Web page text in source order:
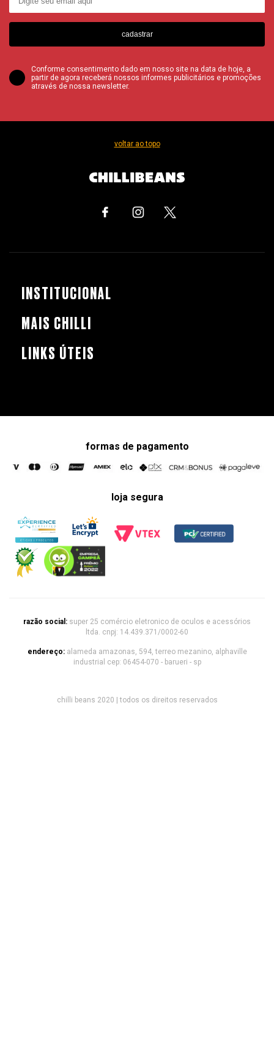
cadastrar
Conforme consentimento dado em nosso site na data de hoje, a
partir de agora receberá nossos informes publicitários e promoções
através de nossa newsletter.
voltar ao topo
INSTITUCIONAL
MAIS CHILLI
LINKS ÚTEIS
formas de pagamento
loja segura
razão social: super 25 comércio eletronico de oculos e acessórios
ltda. cnpj: 14.439.371/0002-60
endereço: alameda amazonas, 594, terreo mezanino, alphaville
industrial cep: 06454-070 - barueri - sp
chilli beans 2020 | todos os direitos reservados